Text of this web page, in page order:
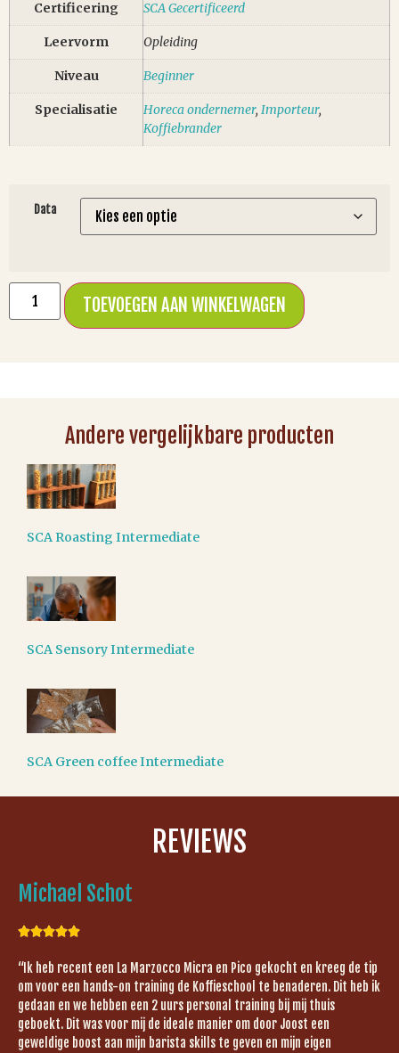
Certificering SCA Gecertificeerd
Leervorm Opleiding
Niveau Beginner
Specialisatie Horeca ondernemer, Importeur,
Koffiebrander
Data
TOEVOEGEN AAN WINKELWAGEN
Andere vergelijkbare producten
SCA Roasting Intermediate
SCA Sensory Intermediate
SCA Green coffee Intermediate
REVIEWS
Michael Schot

“Ik heb recent een La Marzocco Micra en Pico gekocht en kreeg de tip
om voor een hands-on training de Koffieschool te benaderen. Dit heb ik
gedaan en we hebben een 2 uurs personal training bij mij thuis
geboekt. Dit was voor mij de ideale manier om door Joost een
geweldige boost aan mijn barista skills te geven en mijn eigen